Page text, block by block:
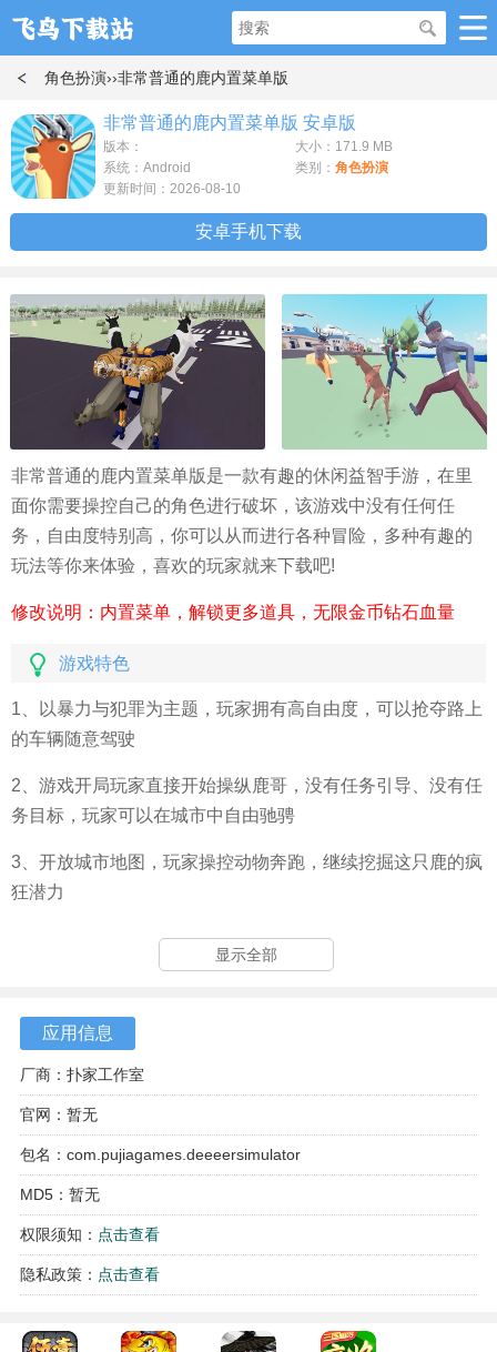
角色扮演››非常普通的鹿内置菜单版
非常普通的鹿内置菜单版 安卓版
版本：
大小：171.9 MB
系统：Android
类别： 角色扮演
更新时间：2026-08-10
安卓手机下载
非常普通的鹿内置菜单版是一款有趣的休闲益智手游，在里
面你需要操控自己的角色进行破坏，该游戏中没有任何任
务，自由度特别高，你可以从而进行各种冒险，多种有趣的
玩法等你来体验，喜欢的玩家就来下载吧!
修改说明：内置菜单，解锁更多道具，无限金币钻石血量
游戏特色
1、以暴力与犯罪为主题，玩家拥有高自由度，可以抢夺路上
的车辆随意驾驶
2、游戏开局玩家直接开始操纵鹿哥，没有任务引导、没有任
务目标，玩家可以在城市中自由驰骋
3、开放城市地图，玩家操控动物奔跑，继续挖掘这只鹿的疯
狂潜力
游戏亮点
1、大鹿还可以与部分场景要素展开互动，骑乘动物或驾驶汽
车，甚至站起来以惊人速度狂奔
2、破坏一切，结束激动人心的战斗，开始欣赏美丽的画，需
显示全部
应用信息
厂商：扑家工作室
官网：暂无
包名：com.pujiagames.deeeersimulator
MD5：暂无
权限须知： 点击查看
隐私政策： 点击查看